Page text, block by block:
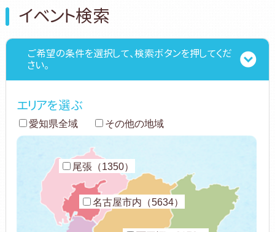
イベント検索
ご希望の条件を選択して、検索ボタンを押してくだ
さい。
エリアを選ぶ
愛知県全域 その他の地域
名古屋市内（5634）
尾張（1350）